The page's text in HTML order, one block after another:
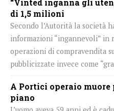
“Vinted inganna gli
di 1,5 milioni
Secondo l’Autorità la società
informazioni “ingannevoli” in
operazioni di compravendita
pubblicizzate invece come
A Portici operaio
piano